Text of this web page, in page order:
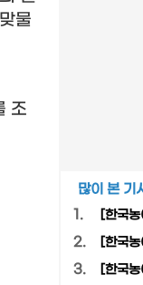
물
조
많이 본 기
1.
[한국
2. [한국
3. [한국